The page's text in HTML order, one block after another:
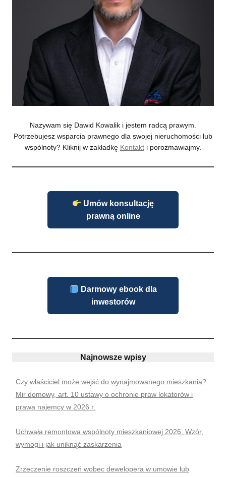
Nazywam się Dawid Kowalik i jestem radcą prawym.
Potrzebujesz wsparcia prawnego dla swojej nieruchomości lub
wspólnoty? Kliknij w zakładkę Kontakt i porozmawiajmy.
Umów konsultację
prawną online
Darmowy ebook dla
inwestorów
Najnowsze wpisy
Czy właściciel może wejść do wynajmowanego mieszkania?
Mir domowy, art. 10 ustawy o ochronie praw lokatorów i
prawa najemcy w 2026 r.
Uchwała remontowa wspólnoty mieszkaniowej 2026: Wzór,
wymogi i jak uniknąć zaskarżenia
Zrzeczenie roszczeń wobec dewelopera w umowie lub